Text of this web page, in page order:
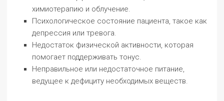
химиотерапию и облучение.
Психологическое состояние пациента, такое как
депрессия или тревога.
Недостаток физической активности, которая
помогает поддерживать тонус.
Неправильное или недостаточное питание,
ведущее к дефициту необходимых веществ.